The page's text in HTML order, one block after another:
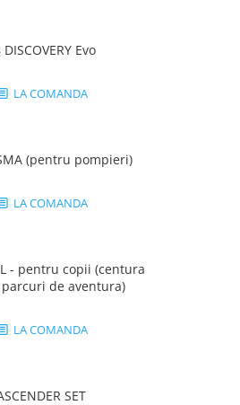
DISCOVERY Evo
LA COMANDA
(pentru pompieri)
LA COMANDA
- pentru copii (centura
de aventura)
LA COMANDA
SET